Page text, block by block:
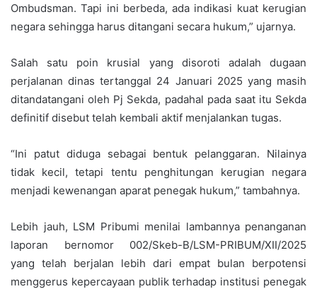
Ombudsman. Tapi ini berbeda, ada indikasi kuat kerugian
negara sehingga harus ditangani secara hukum,” ujarnya.
Salah satu poin krusial yang disoroti adalah dugaan
perjalanan dinas tertanggal 24 Januari 2025 yang masih
ditandatangani oleh Pj Sekda, padahal pada saat itu Sekda
definitif disebut telah kembali aktif menjalankan tugas.
“Ini patut diduga sebagai bentuk pelanggaran. Nilainya
tidak kecil, tetapi tentu penghitungan kerugian negara
menjadi kewenangan aparat penegak hukum,” tambahnya.
Lebih jauh, LSM Pribumi menilai lambannya penanganan
laporan bernomor 002/Skeb-B/LSM-PRIBUM/XII/2025
yang telah berjalan lebih dari empat bulan berpotensi
menggerus kepercayaan publik terhadap institusi penegak